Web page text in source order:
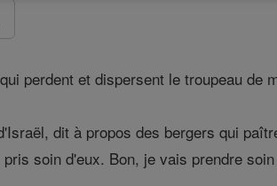
perdent et dispersent le troupeau de
dit à propos des bergers qui
soin d'eux. Bon, je vais prendre